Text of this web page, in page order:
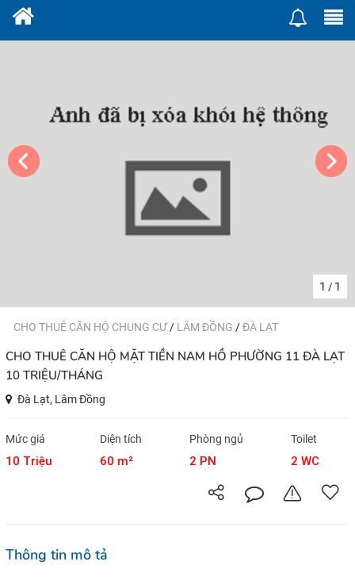
1 / 1
CHO THUÊ CĂN HỘ CHUNG CƯ/ LÂM ĐỒNG /ĐÀ LẠT
CHO THUÊ CĂN HỘ MẶT TIỀN NAM HỒ PHƯỜNG 11 ĐÀ LẠT
10 TRIỆU/THÁNG
Đà Lạt, Lâm Đồng
Mức giá
10 Triệu
Diện tích
60 m²
Phòng ngủ
2 PN
Toilet
2 WC
Thông tin mô tả